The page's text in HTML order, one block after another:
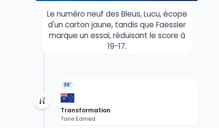
Le numéro neuf des Bleus, Lucu, écope
d'un carton jaune, tandis que Faessler
marque un essai, réduisant le score à
19-17.
36'
Transformation
Tane Edmed